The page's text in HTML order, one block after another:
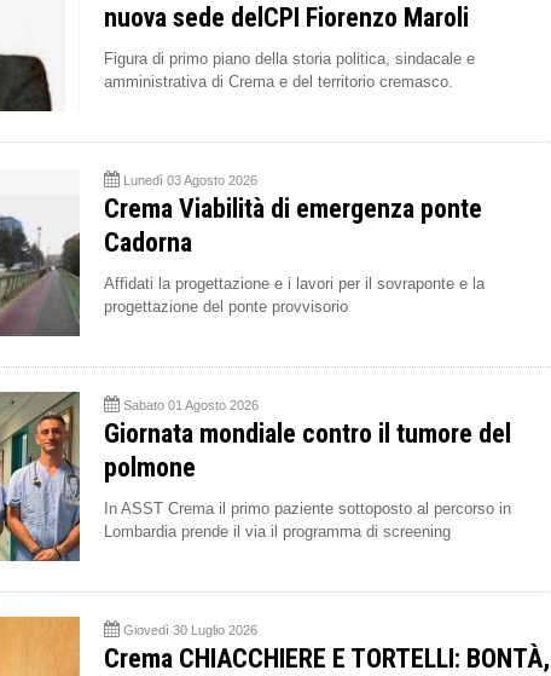
nuova sede delCPI Fiorenzo Maroli
Figura di primo piano della storia politica, sindacale e
amministrativa di Crema e del territorio cremasco.
Lunedì 03 Agosto 2026
Crema Viabilità di emergenza ponte
Cadorna
Affidati la progettazione e i lavori per il sovraponte e la
progettazione del ponte provvisorio
Sabato 01 Agosto 2026
Giornata mondiale contro il tumore del
polmone
In ASST Crema il primo paziente sottoposto al percorso in
Lombardia prende il via il programma di screening
Giovedì 30 Luglio 2026
Crema CHIACCHIERE E TORTELLI: BONTÀ,